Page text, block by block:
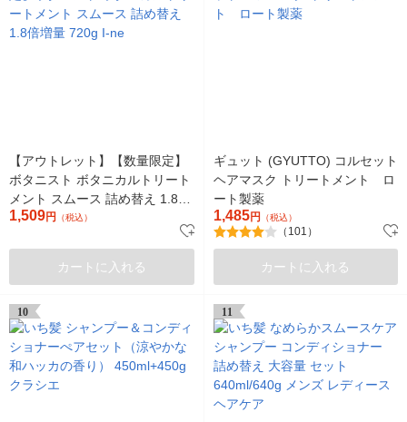
【アウトレット】【数量限定】
ボタニスト ボタニカルトリート
メント スムース 詰め替え 1.8倍
増量 720g I-ne
1,509円 （税込）
カートに入れる
ギュット (GYUTTO) コルセット
ヘアマスク トリートメント ロ
ート製薬
1,485円 （税込）
（101）
カートに入れる
10 11